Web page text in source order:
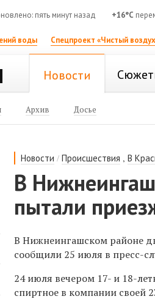
пять минут назад +16°C
воды Спецпроект «Чистый
Новости
Архив Досье
Новости /Происшествия ,В
В
пытали
В Нижнеингашском районе
сообщили 25 июля в пресс-
24 июля вечером 17- и 18-
спиртное в компании своей